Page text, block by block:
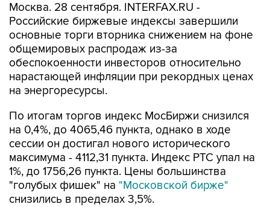
Москва. 28 сентября. INTERFAX.RU -
Российские биржевые индексы завершили
основные торги вторника снижением на фоне
общемировых распродаж из-за
обеспокоенности инвесторов относительно
нарастающей инфляции при рекордных ценах
на энергоресурсы.
По итогам торгов индекс МосБиржи снизился
на 0,4%, до 4065,46 пункта, однако в ходе
сессии он достигал нового исторического
максимума - 4112,31 пункта. Индекс РТС упал на
1%, до 1756,26 пункта. Цены большинства
"голубых фишек" на "Московской бирже"
снизились в пределах 3,5%.